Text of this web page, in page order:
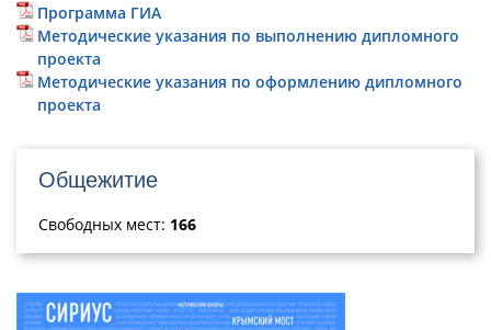
Программа ГИА
Методические указания по выполнению дипломного
проекта
Методические указания по оформлению дипломного
проекта
Общежитие
Свободных мест: 166